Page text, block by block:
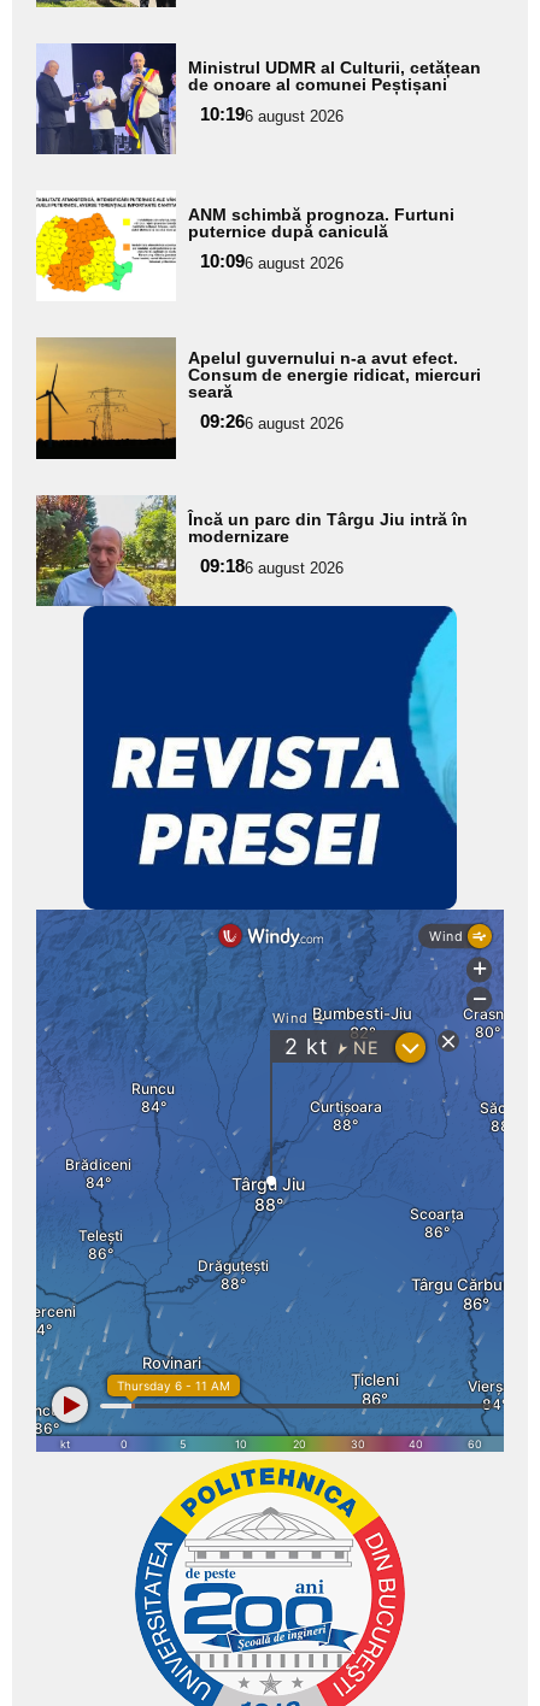
Adaugă
aici textul
pentru
subtitlu
Ministrul UDMR al Culturii, cetățean
de onoare al comunei Peștișani
10:196 august 2026
Adaugă
aici textul
pentru
subtitlu
ANM schimbă prognoza. Furtuni
puternice după caniculă
10:096 august 2026
Adaugă
aici textul
pentru
subtitlu
Apelul guvernului n-a avut efect.
Consum de energie ridicat, miercuri
seară
09:266 august 2026
Adaugă
aici textul
pentru
subtitlu
Încă un parc din Târgu Jiu intră în
modernizare
09:186 august 2026